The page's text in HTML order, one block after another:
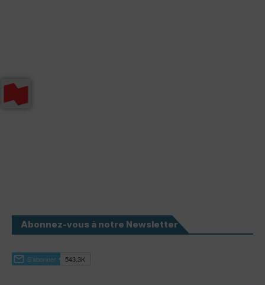
Abonnez-vous à notre Newsletter